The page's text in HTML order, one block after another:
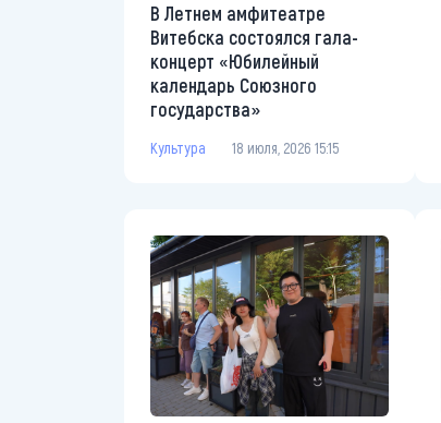
В Летнем амфитеатре
Витебска состоялся гала-
концерт «Юбилейный
календарь Союзного
государства»
Культура 18 июля, 2026 15:15